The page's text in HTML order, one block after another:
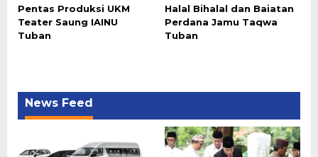
Pentas Produksi UKM
Teater Saung IAINU
Tuban
Halal Bihalal dan Baiatan
Perdana Jamu Taqwa
Tuban
News Feed